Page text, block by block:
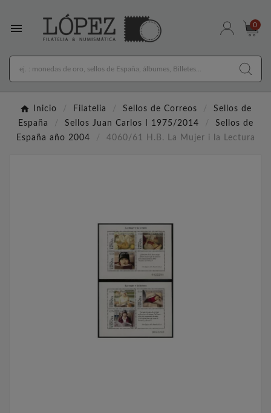
 0
Inicio Filatelia Sellos de Correos
Sellos de
España
Sellos Juan Carlos I 1975/2014
Sellos de
España año 2004
4060/61 H.B. La Mujer i la Lectura